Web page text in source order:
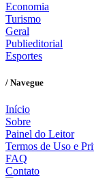
Economia
Turismo
Geral
Publieditorial
Esportes
/ Navegue
Início
Sobre
Painel do Leitor
Termos de Uso e
FAQ
Contato